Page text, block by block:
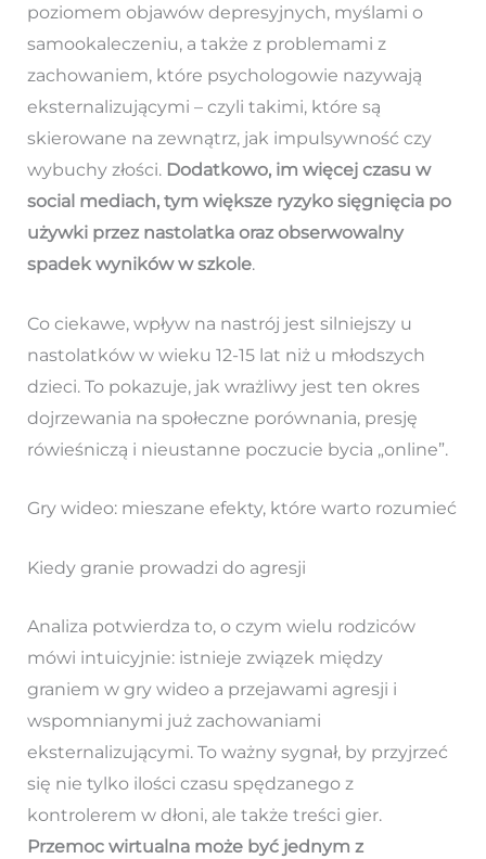
poziomem objawów depresyjnych, myślami o
samookaleczeniu, a także z problemami z
zachowaniem, które psychologowie nazywają
eksternalizującymi – czyli takimi, które są
skierowane na zewnątrz, jak impulsywność czy
wybuchy złości. Dodatkowo, im więcej czasu w
social mediach, tym większe ryzyko sięgnięcia po
używki przez nastolatka oraz obserwowalny
spadek wyników w szkole.
Co ciekawe, wpływ na nastrój jest silniejszy u
nastolatków w wieku 12-15 lat niż u młodszych
dzieci. To pokazuje, jak wrażliwy jest ten okres
dojrzewania na społeczne porównania, presję
rówieśniczą i nieustanne poczucie bycia „online”.
Gry wideo: mieszane efekty, które warto rozumieć
Kiedy granie prowadzi do agresji
Analiza potwierdza to, o czym wielu rodziców
mówi intuicyjnie: istnieje związek między
graniem w gry wideo a przejawami agresji i
wspomnianymi już zachowaniami
eksternalizującymi. To ważny sygnał, by przyjrzeć
się nie tylko ilości czasu spędzanego z
kontrolerem w dłoni, ale także treści gier.
Przemoc wirtualna może być jednym z